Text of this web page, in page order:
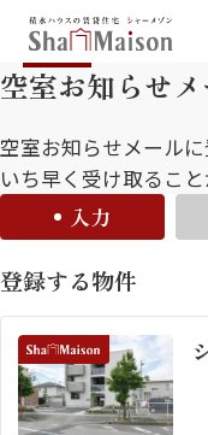
保存した条件
北海道
中部
九州
市区郡・路線・駅
通勤・通学時間か
空室お知らせ
空室お知らせメール
いち早く受け取るこ
入力
登録する物件